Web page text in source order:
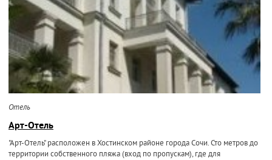
Отель
Арт-Отель
"Арт-Отель" расположен в Хостинском районе города Сочи. Сто метров до
территории собственного пляжа (вход по пропускам), где для